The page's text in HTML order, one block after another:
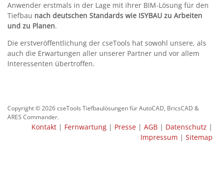
Anwender erstmals in der Lage mit ihrer BIM-Lösung für den
Tiefbau nach deutschen Standards wie ISYBAU zu Arbeiten
und zu Planen.
Die erstveröffentlichung der cseTools hat sowohl unsere, als
auch die Erwartungen aller unserer Partner und vor allem
Interessenten übertroffen.
Copyright © 2026 cseTools Tiefbaulösungen für AutoCAD, BricsCAD &
ARES Commander.
Kontakt | Fernwartung | Presse | AGB | Datenschutz |
Impressum | Sitemap